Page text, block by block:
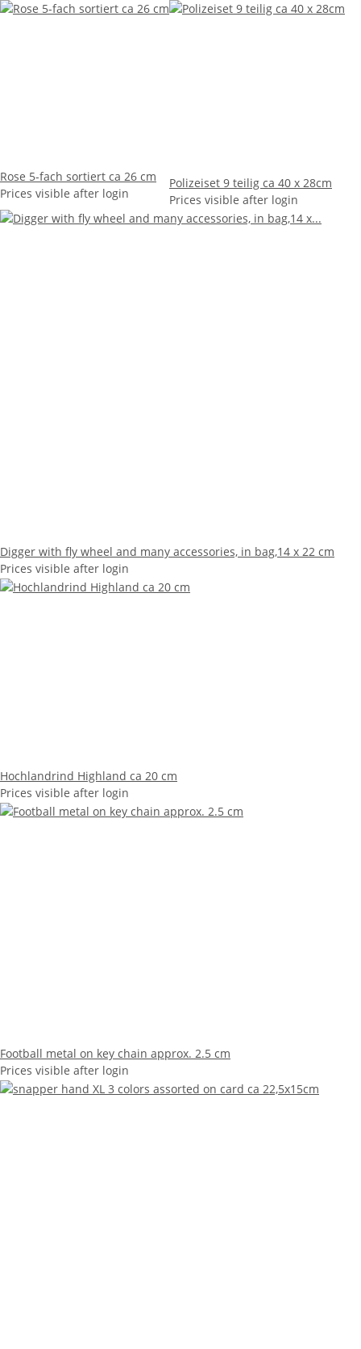
Rose 5-fach sortiert ca 26 cm
Prices visible after login
Polizeiset 9 teilig ca 40 x 28cm
Prices visible after login
Digger with fly wheel and many accessories, in bag,14 x 22 cm
Prices visible after login
Hochlandrind Highland ca 20 cm
Prices visible after login
Football metal on key chain approx. 2.5 cm
Prices visible after login